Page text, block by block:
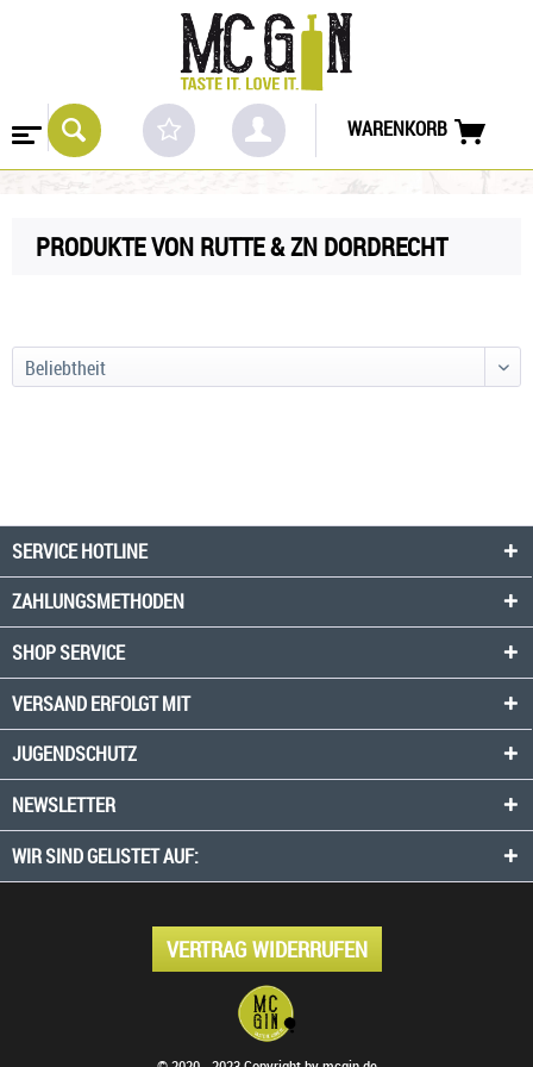
WARENKORB
PRODUKTE VON RUTTE & ZN DORDRECHT
SERVICE HOTLINE
ZAHLUNGSMETHODEN
SHOP SERVICE
VERSAND ERFOLGT MIT
JUGENDSCHUTZ
NEWSLETTER
WIR SIND GELISTET AUF:
VERTRAG WIDERRUFEN